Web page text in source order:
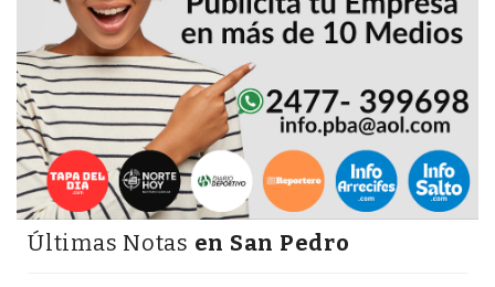
CON
ASESORAMIENTO
PROFESIONAL
QUÉ
ES
CHANGUITO.COM.AR
Y
CÓMO
FUNCIONA:
Últimas Notas en San Pedro